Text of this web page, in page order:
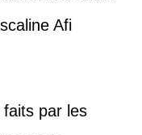
Afi
par les